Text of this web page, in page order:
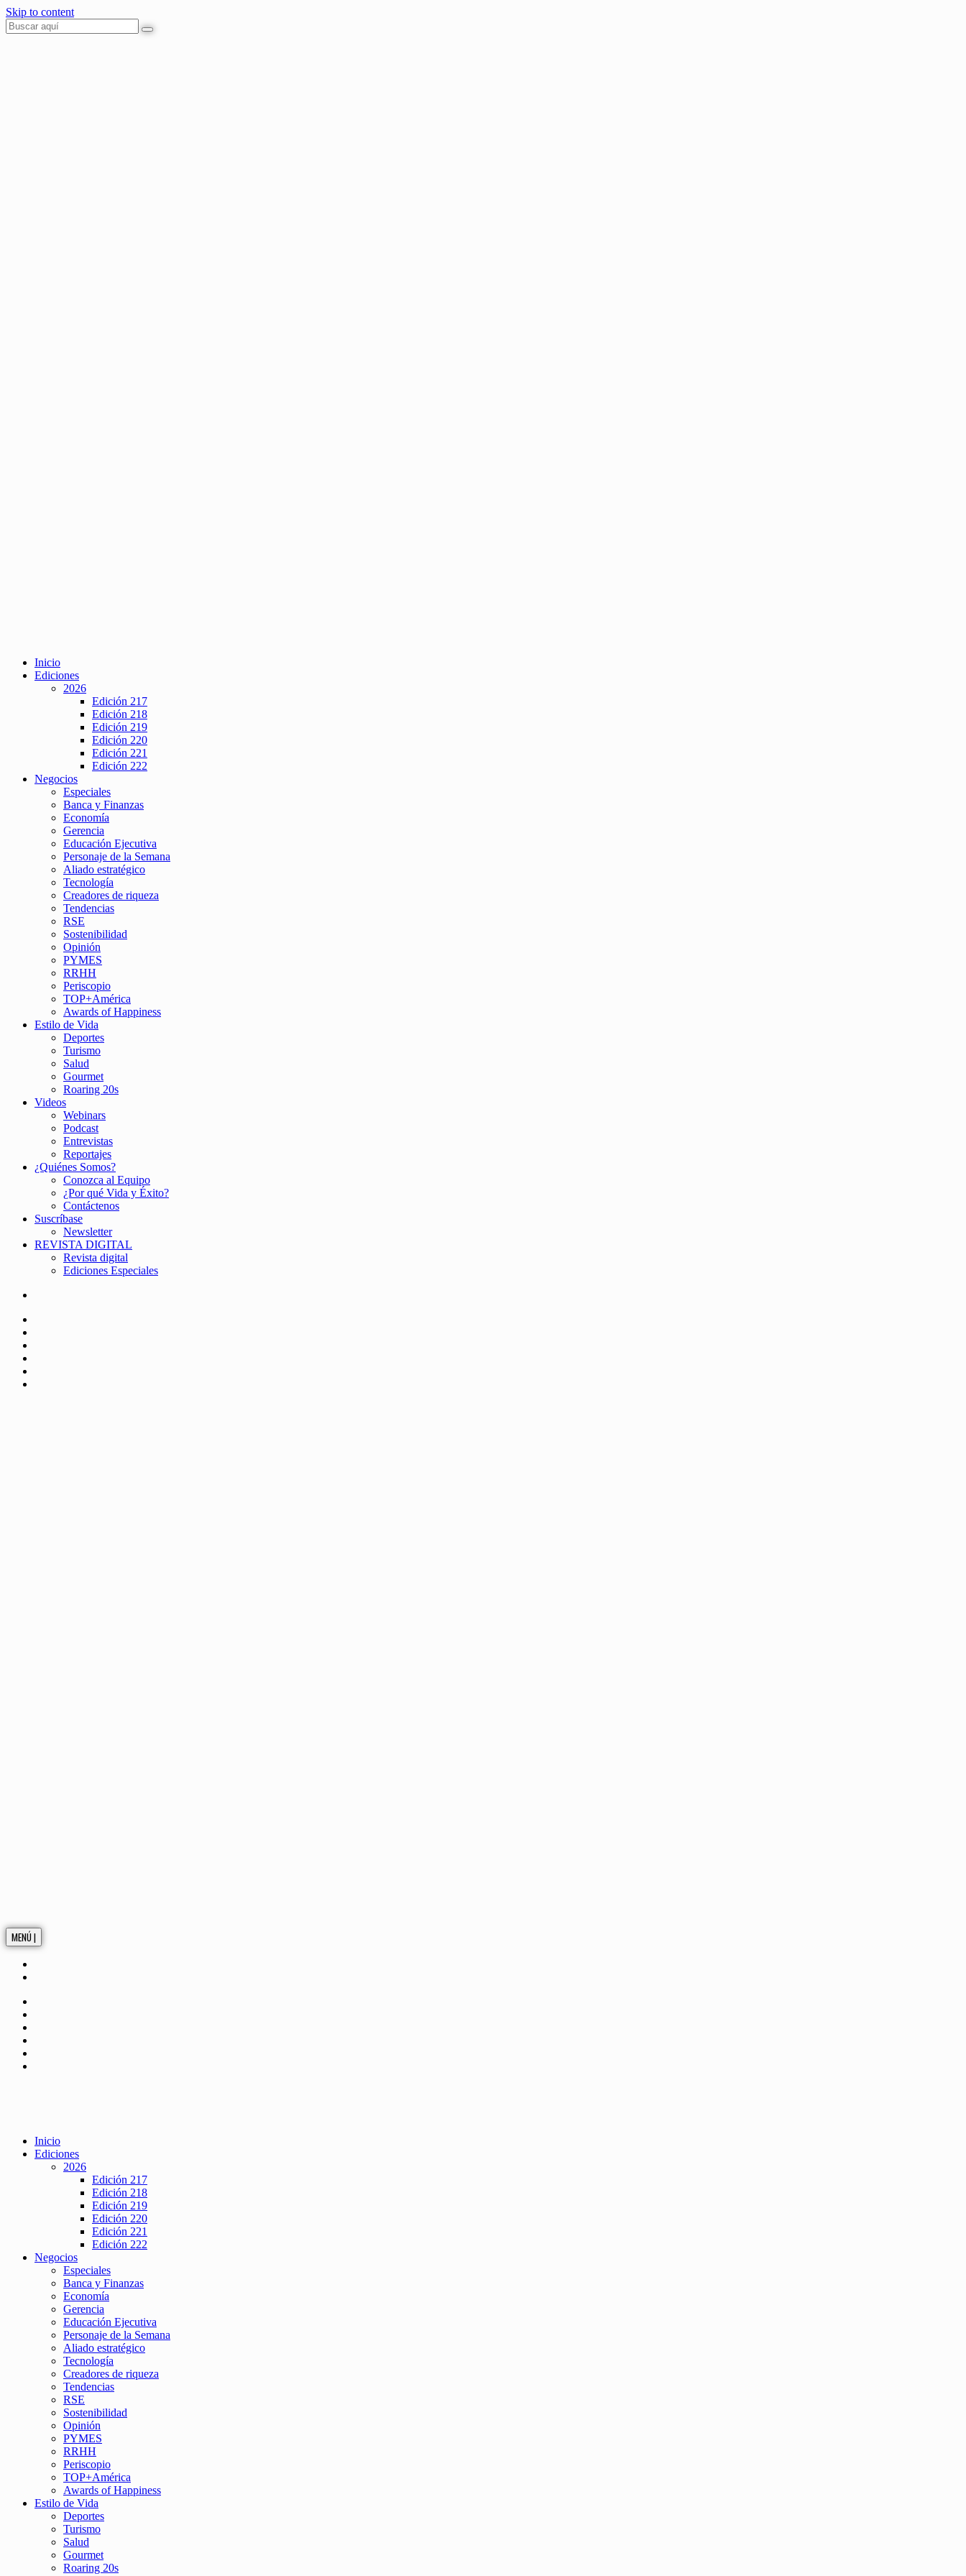
Skip to content
Inicio
Ediciones
2026
Edición 217
Edición 218
Edición 219
Edición 220
Edición 221
Edición 222
Negocios
Especiales
Banca y Finanzas
Economía
Gerencia
Educación Ejecutiva
Personaje de la Semana
Aliado estratégico
Tecnología
Creadores de riqueza
Tendencias
RSE
Sostenibilidad
Opinión
PYMES
RRHH
Periscopio
TOP+América
Awards of Happiness
Estilo de Vida
Deportes
Turismo
Salud
Gourmet
Roaring 20s
Videos
Webinars
Podcast
Entrevistas
Reportajes
¿Quiénes Somos?
Conozca al Equipo
¿Por qué Vida y Éxito?
Contáctenos
Suscríbase
Newsletter
REVISTA DIGITAL
Revista digital
Ediciones Especiales
MENÚ |
Inicio
Ediciones
2026
Edición 217
Edición 218
Edición 219
Edición 220
Edición 221
Edición 222
Negocios
Especiales
Banca y Finanzas
Economía
Gerencia
Educación Ejecutiva
Personaje de la Semana
Aliado estratégico
Tecnología
Creadores de riqueza
Tendencias
RSE
Sostenibilidad
Opinión
PYMES
RRHH
Periscopio
TOP+América
Awards of Happiness
Estilo de Vida
Deportes
Turismo
Salud
Gourmet
Roaring 20s